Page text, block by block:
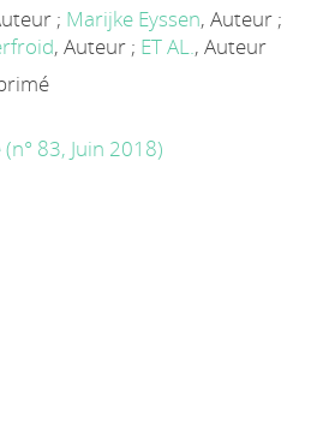
; Marijke Eyssen, Auteur ;
, Auteur ; ET AL., Auteur
83, Juin 2018)